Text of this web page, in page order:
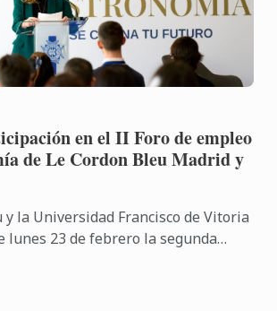
en el II Foro de empleo
de Le Cordon Bleu Madrid y
y la Universidad Francisco de Vitoria
lunes 23 de febrero la segunda